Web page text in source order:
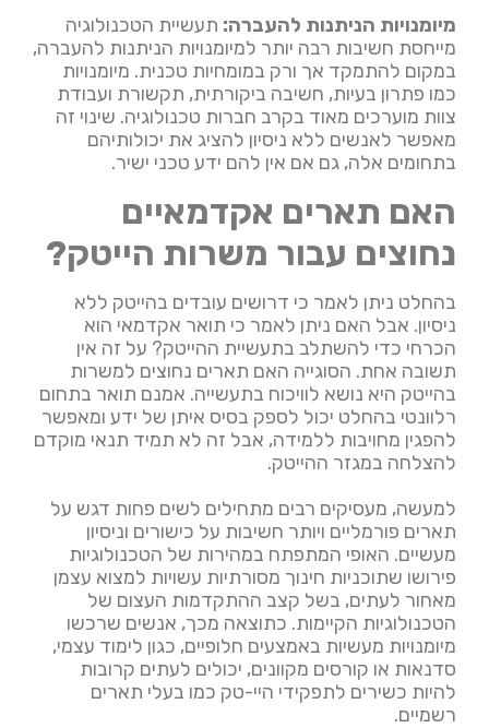
מיומנויות הניתנות להעברה: תעשיית הטכנולוגיה
מייחסת חשיבות רבה יותר למיומנויות הניתנות להעברה,
במקום להתמקד אך ורק במומחיות טכנית. מיומנויות
כמו פתרון בעיות, חשיבה ביקורתית, תקשורת ועבודת
צוות מוערכים מאוד בקרב חברות טכנולוגיה. שינוי זה
מאפשר לאנשים ללא ניסיון להציג את יכולותיהם
בתחומים אלה, גם אם אין להם ידע טכני ישיר.
האם תארים אקדמאיים
נחוצים עבור משרות הייטק?
בהחלט ניתן לאמר כי דרושים עובדים בהייטק ללא
ניסיון. אבל האם ניתן לאמר כי תואר אקדמאי הוא
הכרחי כדי להשתלב בתעשיית ההייטק? על זה אין
תשובה אחת. הסוגייה האם תארים נחוצים למשרות
בהייטק היא נושא לוויכוח בתעשייה. אמנם תואר בתחום
רלוונטי בהחלט יכול לספק בסיס איתן של ידע ומאפשר
להפגין מחויבות ללמידה, אבל זה לא תמיד תנאי מוקדם
להצלחה במגזר ההייטק.
למעשה, מעסיקים רבים מתחילים לשים פחות דגש על
תארים פורמליים ויותר חשיבות על כישורים וניסיון
מעשיים. האופי המתפתח במהירות של הטכנולוגיות
פירושו שתוכניות חינוך מסורתיות עשויות למצוא עצמן
מאחור לעתים, בשל קצב ההתקדמות העצום של
הטכנולוגיות הקיימות. כתוצאה מכך, אנשים שרכשו
מיומנויות מעשיות באמצעים חלופיים, כגון לימוד עצמי,
סדנאות או קורסים מקוונים, יכולים לעתים קרובות
להיות כשירים לתפקידי היי-טק כמו בעלי תארים
רשמיים.